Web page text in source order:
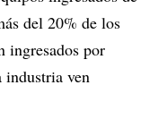
del 20% de los
ingresados por
industria ven